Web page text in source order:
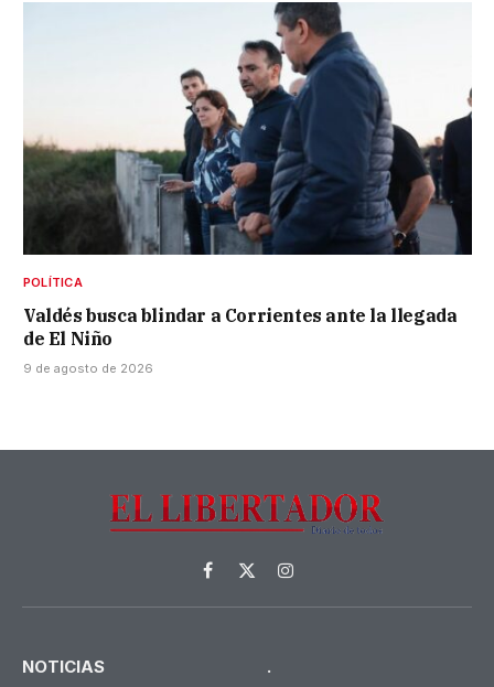
POLÍTICA
Valdés busca blindar a Corrientes ante la llegada
de El Niño
9 de agosto de 2026
Facebook
X
(Twitter)
Instagram
NOTICIAS .